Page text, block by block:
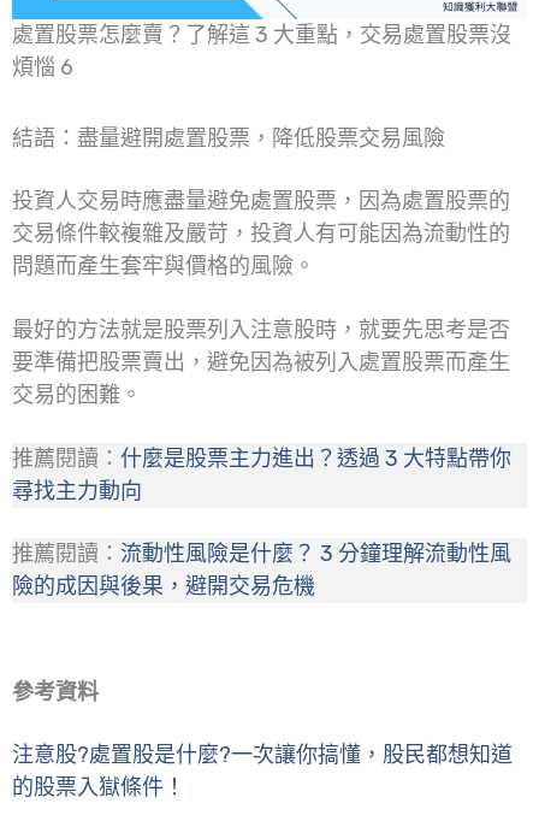
處置股票怎麼賣？了解這 3 大重點，交易處置股票沒
煩惱 6
結語：盡量避開處置股票，降低股票交易風險
投資人交易時應盡量避免處置股票，因為處置股票的
交易條件較複雜及嚴苛，投資人有可能因為流動性的
問題而產生套牢與價格的風險。
最好的方法就是股票列入注意股時，就要先思考是否
要準備把股票賣出，避免因為被列入處置股票而產生
交易的困難。
推薦閱讀： 什麼是股票主力進出？透過 3 大特點帶你
尋找主力動向
推薦閱讀： 流動性風險是什麼？ 3 分鐘理解流動性風
險的成因與後果，避開交易危機
參考資料
注意股?處置股是什麼?一次讓你搞懂，股民都想知道
的股票入獄條件！